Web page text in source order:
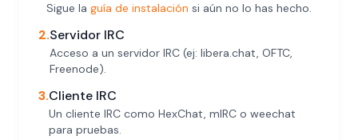
Sigue la guía de instalación si aún no lo has hecho.
2.Servidor IRC
Acceso a un servidor IRC (ej: libera.chat, OFTC,
Freenode).
3.Cliente IRC
Un cliente IRC como HexChat, mIRC o weechat
para pruebas.